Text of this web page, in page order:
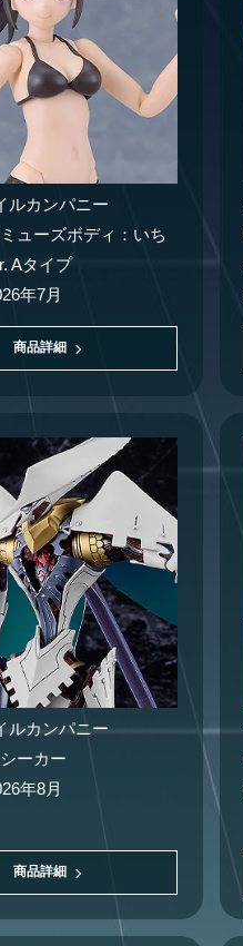
ルカンパニー
ューズボディ：いち
Aタイプ
年7月
商品詳細
ルカンパニー
ーカー
年8月
商品詳細